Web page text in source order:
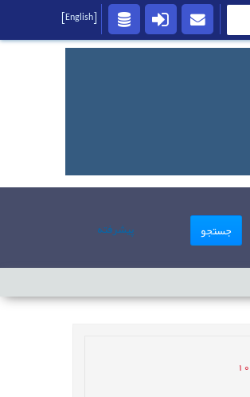
جستجو پیشرفته
[English]